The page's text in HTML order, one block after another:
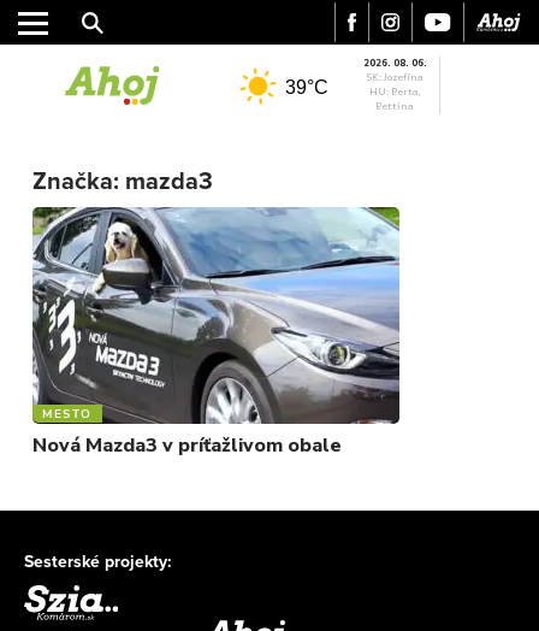
KULTÚRA
FOTKY
VIDEO
MIX
39°C
2026. 08. 06.
SK: Jozefína
HU: Berta,
Bettina
Značka: mazda3
MESTO
Nová Mazda3 v príťažlivom obale
Sesterské projekty: